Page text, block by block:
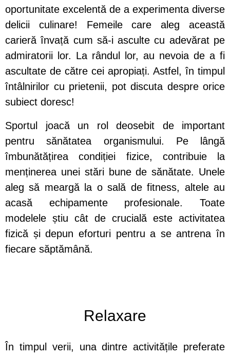
oportunitate excelentă de a experimenta diverse
delicii culinare! Femeile care aleg această
carieră învață cum să-i asculte cu adevărat pe
admiratorii lor. La rândul lor, au nevoia de a fi
ascultate de către cei apropiați. Astfel, în timpul
întâlnirilor cu prietenii, pot discuta despre orice
subiect doresc!
Sportul joacă un rol deosebit de important
pentru sănătatea organismului. Pe lângă
îmbunătățirea condiției fizice, contribuie la
menținerea unei stări bune de sănătate. Unele
aleg să meargă la o sală de fitness, altele au
acasă echipamente profesionale. Toate
modelele știu cât de crucială este activitatea
fizică și depun eforturi pentru a se antrena în
fiecare săptămână.
Relaxare
În timpul verii, una dintre activitățile preferate